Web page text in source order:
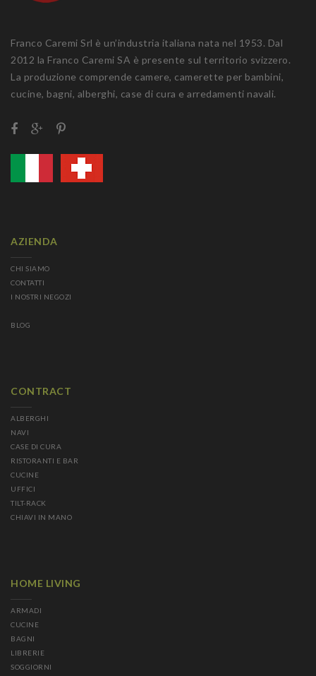
Franco Caremi Srl è un’industria italiana nata nel 1953. Dal
2012 la Franco Caremi SA è presente sul territorio svizzero.
La produzione comprende camere, camerette per bambini,
cucine, bagni, alberghi, case di cura e arredamenti navali.
AZIENDA
CHI SIAMO
CONTATTI
I NOSTRI NEGOZI
BLOG
CONTRACT
ALBERGHI
NAVI
CASE DI CURA
RISTORANTI E BAR
CUCINE
UFFICI
TILT-RACK
CHIAVI IN MANO
HOME LIVING
ARMADI
CUCINE
BAGNI
LIBRERIE
SOGGIORNI